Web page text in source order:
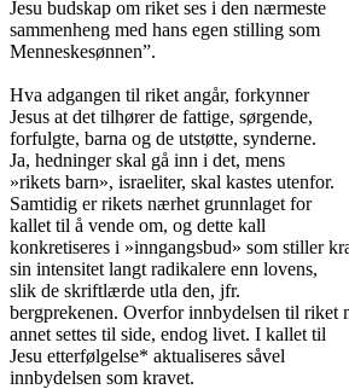
Jesu budskap om riket ses i den nærmeste
sammenheng med hans egen stilling som
Menneskesønnen”.
Hva adgangen til riket angår, forkynner
Jesus at det tilhører de fattige, sørgende,
forfulgte, barna og de utstøtte, synderne.
Ja, hedninger skal gå inn i det, mens
»rikets barn», israeliter, skal kastes utenfor.
Samtidig er rikets nærhet grunnlaget for
kallet til å vende om, og dette kall
konkretiseres i »inngangsbud» som stiller
sin intensitet langt radikalere enn lovens,
slik de skriftlærde utla den, jfr.
bergprekenen. Overfor innbydelsen til riket
annet settes til side, endog livet. I kallet til
Jesu etterfølgelse* aktualiseres såvel
innbydelsen som kravet.